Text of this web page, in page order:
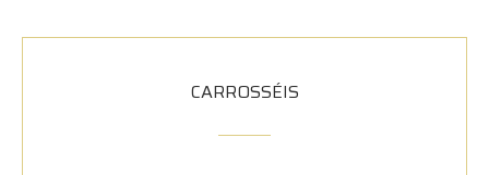
CARROSSÉIS